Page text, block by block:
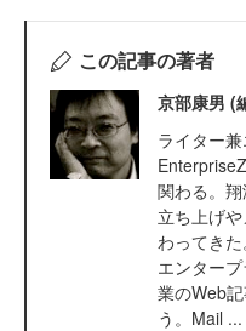
この記事の著者
京部康男 (
ライター
関わる。
立ち上げ
わってきた
エンター
業のWeb
う。Mail ...